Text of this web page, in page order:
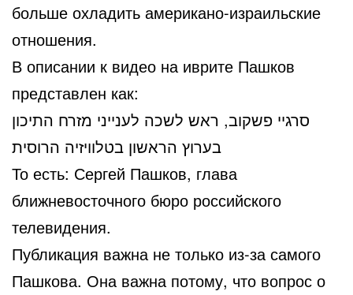
больше охладить американо-израильские
отношения.
В описании к видео на иврите Пашков
представлен как:
סרגיי פשקוב, ראש לשכה לענייני מזרח התיכון
בערוץ הראשון בטלוויזיה הרוסית
То есть: Сергей Пашков, глава
ближневосточного бюро российского
телевидения.
Публикация важна не только из-за самого
Пашкова. Она важна потому, что вопрос о